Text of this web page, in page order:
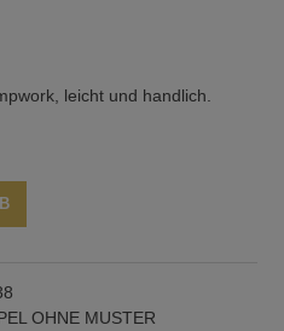
leicht und handlich.
OHNE MUSTER